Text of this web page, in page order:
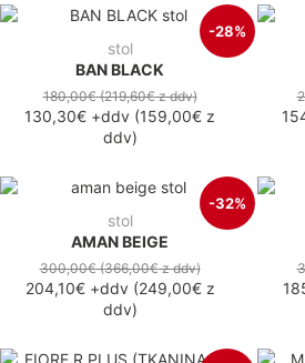
-28%
stol
BAN BLACK
180,00€(219,60€z ddv)
130,30€ +ddv (159,00€ z
ddv)
-32%
stol
AMAN BEIGE
300,00€(366,00€z ddv)
204,10€+ddv(249,00€z
ddv)